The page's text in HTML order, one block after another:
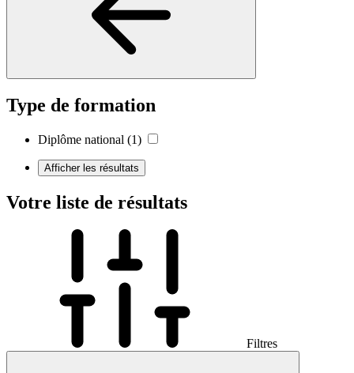
Type de formation
Diplôme national (1)
Afficher les résultats
Votre liste de résultats
Filtres